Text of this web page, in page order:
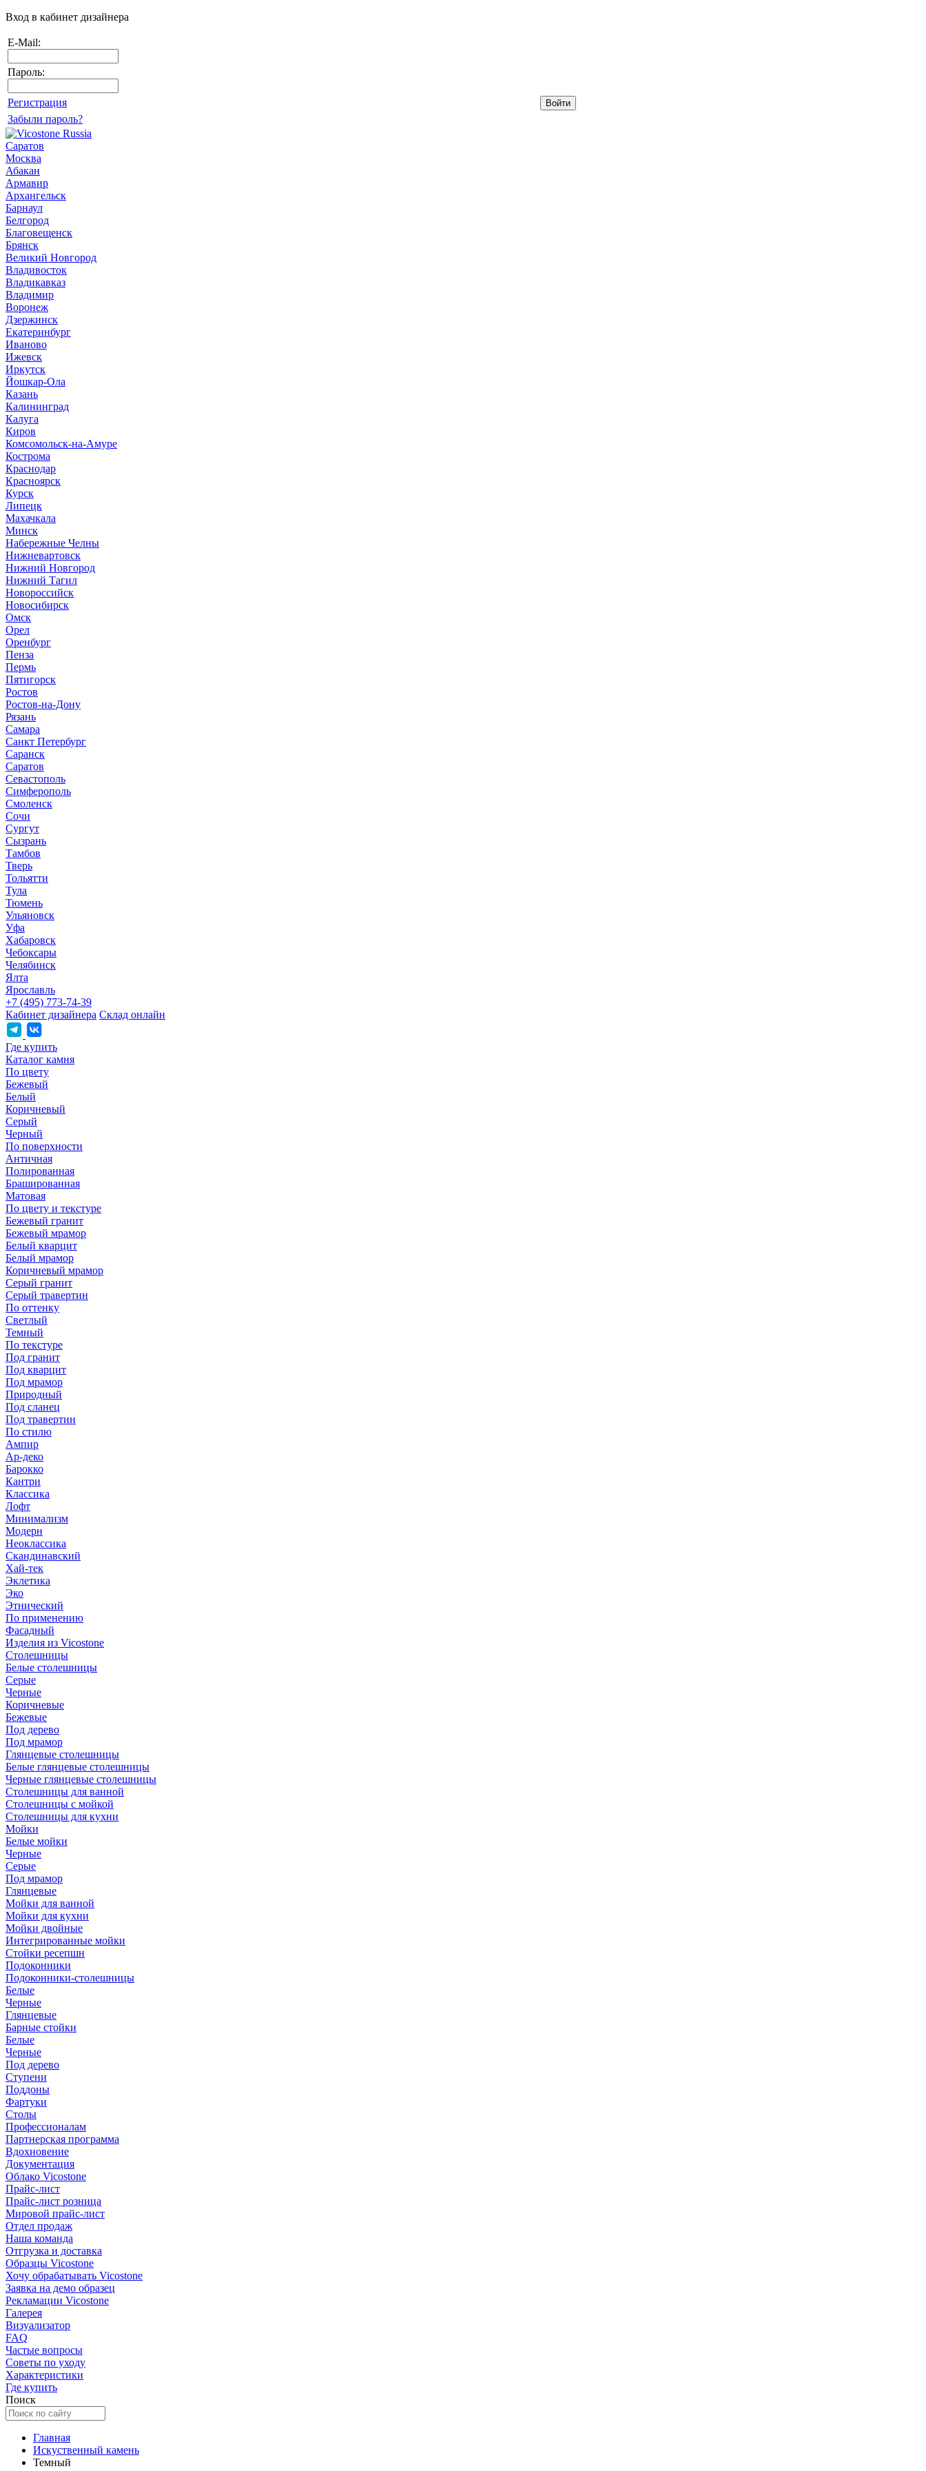
Вход в кабинет дизайнера
E-Mail:
Пароль:
Регистрация
Забыли пароль?
Саратов
Москва
Абакан
Армавир
Архангельск
Барнаул
Белгород
Благовещенск
Брянск
Великий Новгород
Владивосток
Владикавказ
Владимир
Воронеж
Дзержинск
Екатеринбург
Иваново
Ижевск
Иркутск
Йошкар-Ола
Казань
Калининград
Калуга
Киров
Комсомольск-на-Амуре
Кострома
Краснодар
Красноярск
Курск
Липецк
Махачкала
Минск
Набережные Челны
Нижневартовск
Нижний Новгород
Нижний Тагил
Новороссийск
Новосибирск
Омск
Орел
Оренбург
Пенза
Пермь
Пятигорск
Ростов
Ростов-на-Дону
Рязань
Самара
Санкт Петербург
Саранск
Саратов
Севастополь
Симферополь
Смоленск
Сочи
Сургут
Сызрань
Тамбов
Тверь
Тольятти
Тула
Тюмень
Ульяновск
Уфа
Хабаровск
Чебоксары
Челябинск
Ялта
Ярославль
+7 (495) 773-74-39
Кабинет дизайнера Склад онлайн
Где купить
Каталог камня
По цвету
Бежевый
Белый
Коричневый
Серый
Черный
По поверхности
Античная
Полированная
Брашированная
Матовая
По цвету и текстуре
Бежевый гранит
Бежевый мрамор
Белый кварцит
Белый мрамор
Коричневый мрамор
Серый гранит
Серый травертин
По оттенку
Светлый
Темный
По текстуре
Под гранит
Под кварцит
Под мрамор
Природный
Под сланец
Под травертин
По стилю
Ампир
Ар-деко
Барокко
Кантри
Классика
Лофт
Минимализм
Модерн
Неоклассика
Скандинавский
Хай-тек
Эклетика
Эко
Этнический
По применению
Фасадный
Изделия из Vicostone
Столешницы
Белые столешницы
Серые
Черные
Коричневые
Бежевые
Под дерево
Под мрамор
Глянцевые столешницы
Белые глянцевые столешницы
Черные глянцевые столешницы
Столешницы для ванной
Столешницы с мойкой
Столешницы для кухни
Мойки
Белые мойки
Черные
Серые
Под мрамор
Глянцевые
Мойки для ванной
Мойки для кухни
Мойки двойные
Интегрированные мойки
Стойки ресепшн
Подоконники
Подоконники-столешницы
Белые
Черные
Глянцевые
Барные стойки
Белые
Черные
Под дерево
Ступени
Поддоны
Фартуки
Столы
Профессионалам
Партнерская программа
Вдохновение
Документация
Облако Vicostone
Прайс-лист
Прайс-лист розница
Мировой прайс-лист
Отдел продаж
Наша команда
Отгрузка и доставка
Образцы Vicostone
Хочу обрабатывать Vicostone
Заявка на демо образец
Рекламации Vicostone
Галерея
Визуализатор
FAQ
Частые вопросы
Советы по уходу
Характеристики
Где купить
Поиск
Главная
Искуственный камень
Темный